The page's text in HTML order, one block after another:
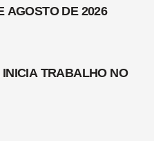
AGOSTO DE 2026
TRABALHO NO